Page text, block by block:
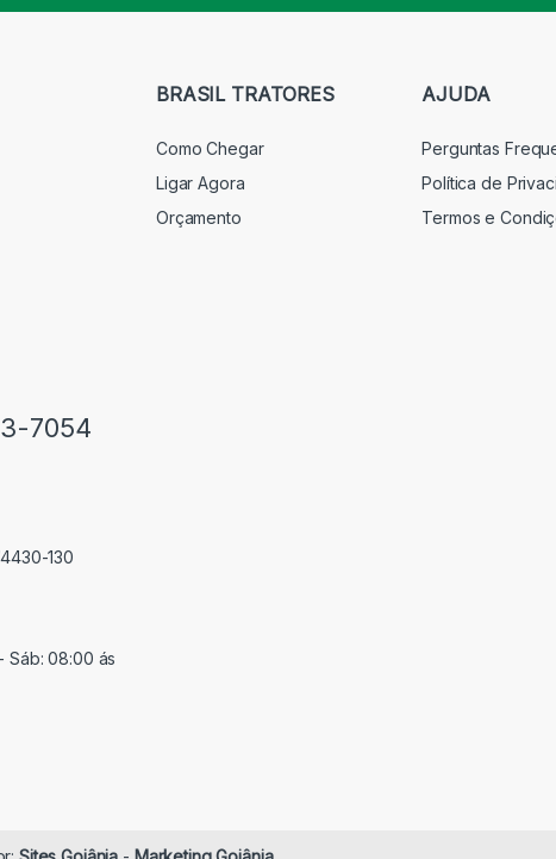
7054
130
Sáb: 08:00 ás
BRASIL TRATORES
Como Chegar
Ligar Agora
Orçamento
AJUDA
Perguntas
Política de
Termos e